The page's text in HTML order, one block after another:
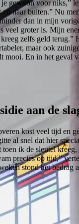
je gewoon voor niks,”
zo naar buiten.” Nu
dan in mijn
veel groter is. Mijn
zelfs geld terug.”
maar ook
mooi. En in het geval
aan de
kost veel tijd en
al snel dat hier
toen ik de sleutel
precies op tijd,”
stond het bedrag